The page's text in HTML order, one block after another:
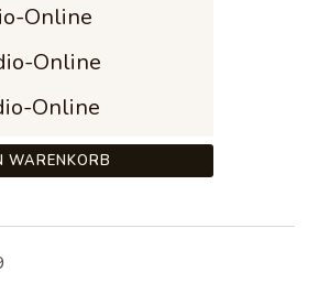
Online
Online
Online
WARENKORB